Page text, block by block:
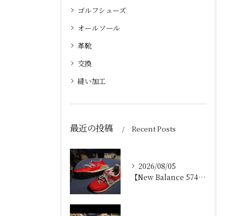
ゴルフシューズ
オールソール
革靴
交換
縫い加工
最近の投稿 Recent Posts
2026/08/05
【New Balance 574 修理｜加水分解したウェッジ...